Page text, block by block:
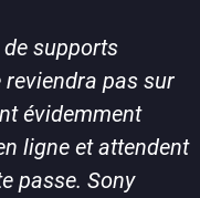
supports
reviendra pas sur
évidemment
ligne et attendent
passe. Sony